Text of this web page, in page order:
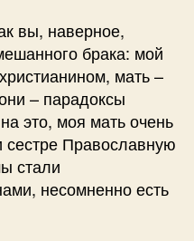
вы, наверное,
брака: мой
мать –
– парадоксы
это, моя мать очень
Православную
стали
несомненно есть